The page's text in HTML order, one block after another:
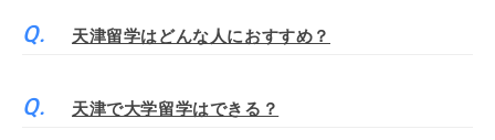
天津留学はどんな人におすすめ？
天津で大学留学はできる？